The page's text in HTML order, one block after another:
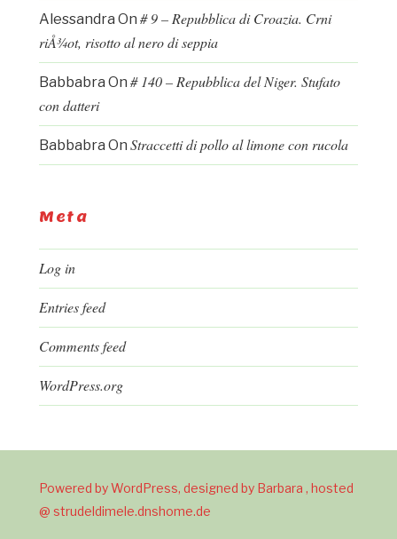
Alessandra On # 9 – Repubblica di Croazia. Crni
riÅ¾ot, risotto al nero di seppia
Babbabra On # 140 – Repubblica del Niger. Stufato
con datteri
Babbabra On Straccetti di pollo al limone con rucola
Meta
Log in
Entries feed
Comments feed
WordPress.org
Powered by WordPress, designed by Barbara , hosted
@ strudeldimele.dnshome.de